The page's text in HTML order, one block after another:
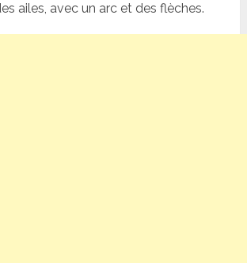
ailes, avec un arc et des flèches.